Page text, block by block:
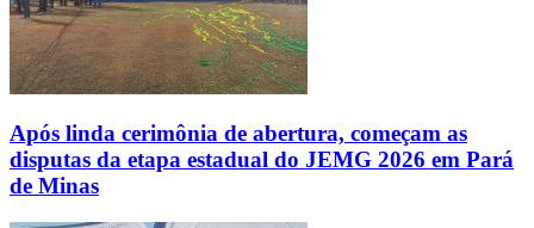
Após linda cerimônia de abertura, começam as
disputas da etapa estadual do JEMG 2026 em Pará
de Minas